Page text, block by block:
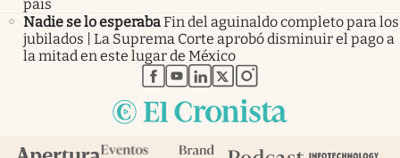
país
Nadie se lo esperabaFin del aguinaldo completo para los
jubilados | La Suprema Corte aprobó disminuir el pago a
la mitad en este lugar de México
abre en nueva pestaña
abre en nueva pestaña
abre en nueva pestaña
abre en nueva pestaña
abre en nueva pestaña